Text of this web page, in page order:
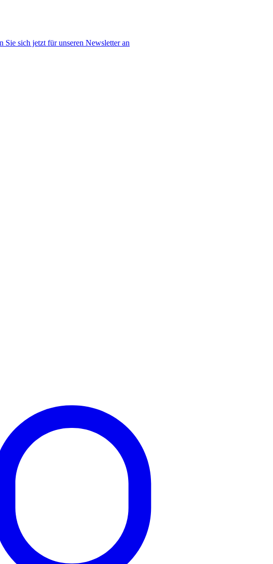
Sie sich jetzt für unseren Newsletter an